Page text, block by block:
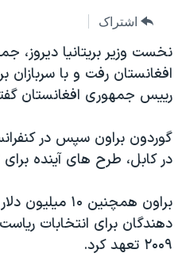
اصلی
جهش
به
جستجو
گزیده‌ها
ویژه برنامه‌ها
فرهنگ و زندگی
اقتصادی
علم و فناوری
صفحه‌های ویژه
عملیات خشم حماسی
۲۵۰سالگی آمریکا
مستندها
حمله جمهوری اسلامی به اسرائیل
رمز مهسا
پخش رادیویی
دنبال کنید
اشتراک
نخست وزیر بریتانیا ديروز،
افغانستان رفت و با سربازان
رییس جمهوری افغانستان
گوردون براون سپس در
در کابل، طرح های آینده برای
براون همچنین
دهندگان برای انتخابات
۲۰۰۹ تعهد کرد.